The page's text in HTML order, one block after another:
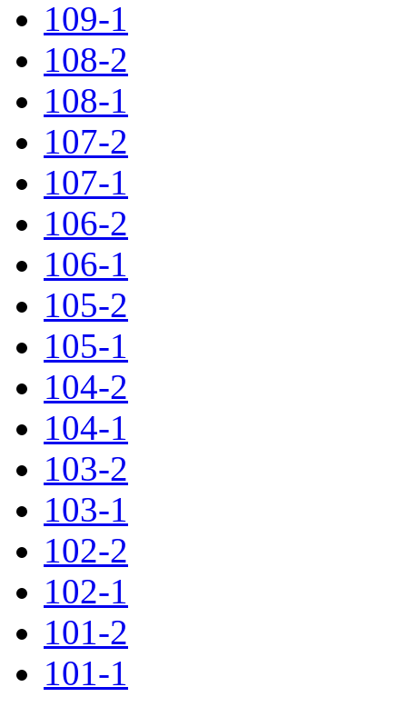
109-1
108-2
108-1
107-2
107-1
106-2
106-1
105-2
105-1
104-2
104-1
103-2
103-1
102-2
102-1
101-2
101-1